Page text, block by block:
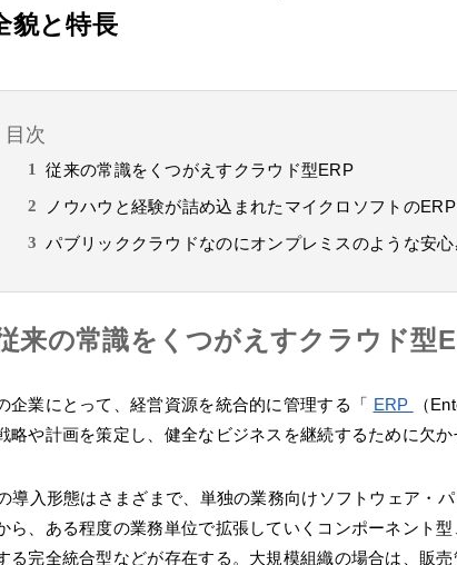
貌と特長
目次
従来の常識をくつがえすクラウド型ERP
ノウハウと経験が詰め込まれたマイクロソフトのERP
パブリッククラウドなのにオンプレミスのような安
来の常識をくつがえすクラウド型
企業にとって、経営資源を統合的に管理する「 ERP
（
略や計画を策定し、健全なビジネスを継続するために欠か
導入形態はさまざまで、単独の業務向けソフトウェア・
ら、ある程度の業務単位で拡張していくコンポーネント
る完全統合型などが存在する。大規模組織の場合は、販売